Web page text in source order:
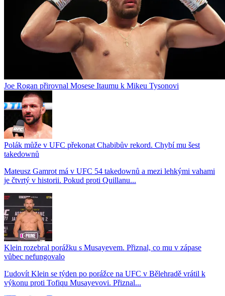
Joe Rogan přirovnal Mosese Itaumu k Mikeu Tysonovi
Polák může v UFC překonat Chabibův rekord. Chybí mu šest
takedownů
Mateusz Gamrot má v UFC 54 takedownů a mezi lehkými vahami
je čtvrtý v historii. Pokud proti Quillanu...
Klein rozebral porážku s Musayevem. Přiznal, co mu v zápase
vůbec nefungovalo
Ľudovít Klein se týden po porážce na UFC v Bělehradě vrátil k
výkonu proti Tofiqu Musayevovi. Přiznal...